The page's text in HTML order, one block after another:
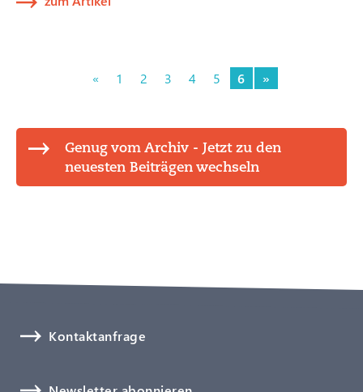
« 1 2 3 4 5 6 »
Genug vom Archiv - Jetzt zu den
neuesten Beiträgen wechseln
Kontaktanfrage